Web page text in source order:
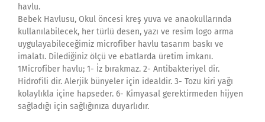
havlu.
Bebek Havlusu, Okul öncesi kreş yuva ve anaokullarında
kullanılabilecek, her türlü desen, yazı ve resim logo arma
uygulayabileceğimiz microfiber havlu tasarım baskı ve
imalatı. Dilediğiniz ölçü ve ebatlarda üretim imkanı.
1Microfiber havlu; 1- İz bırakmaz. 2- Antibakteriyel dir.
Hidrofili dir. Alerjik bünyeler için idealdir. 3- Tozu kiri yağı
kolaylıkla içine hapseder. 6- Kimyasal gerektirmeden hijyen
sağladığı için sağlığınıza duyarlıdır.